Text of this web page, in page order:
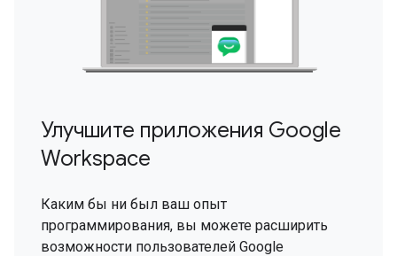
Улучшите приложения Google
Workspace
Каким бы ни был ваш опыт
программирования, вы можете расширить
возможности пользователей Google